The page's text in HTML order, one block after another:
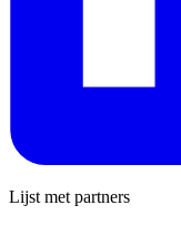
Lijst met partners